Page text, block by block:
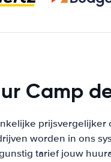
Camp
worden in ons
tarief jouw